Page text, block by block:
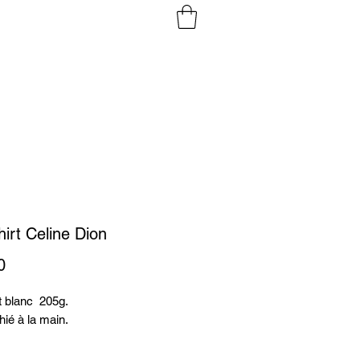
Celine Dion
Prix
blanc 205g.
à la main.